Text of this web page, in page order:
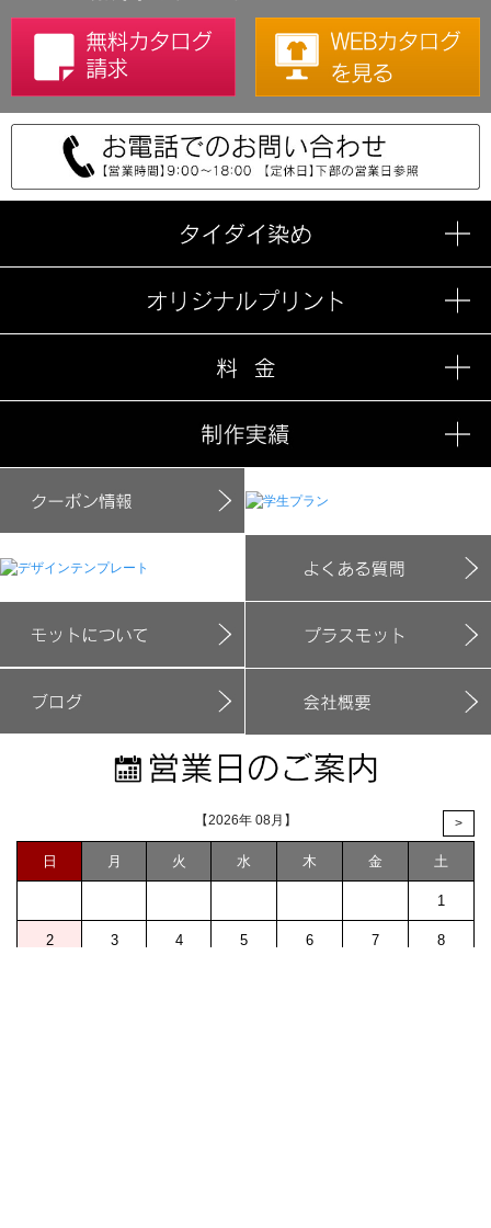
【2026年 08月】 >
日 月 火 水 木 金 土
1
2 3 4 5 6 7 8